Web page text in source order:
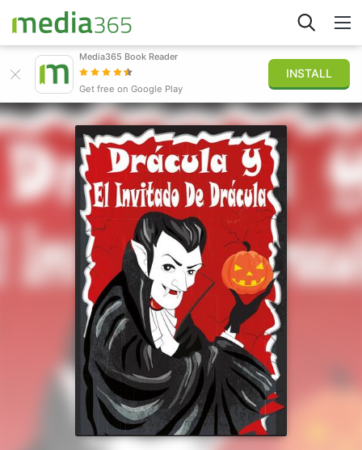
Iniciar sesión
Publicar
Media365 Book Reader
Get free on Google Play
INSTALL